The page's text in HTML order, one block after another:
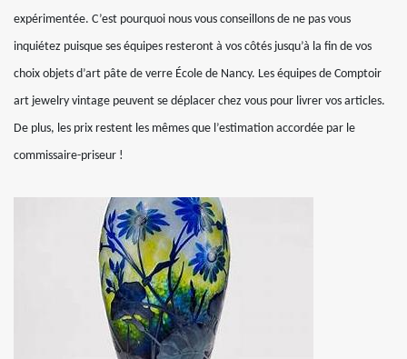
expérimentée. C’est pourquoi nous vous conseillons de ne pas vous
inquiétez puisque ses équipes resteront à vos côtés jusqu’à la fin de vos
choix objets d’art pâte de verre École de Nancy. Les équipes de Comptoir
art jewelry vintage peuvent se déplacer chez vous pour livrer vos articles.
De plus, les prix restent les mêmes que l’estimation accordée par le
commissaire-priseur !